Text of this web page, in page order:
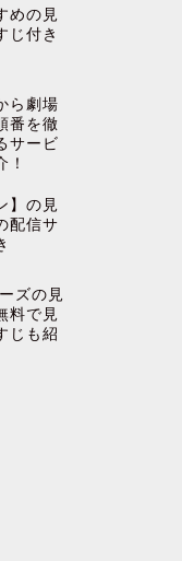
めの見
じ付き
ら劇場
番を徹
サービ
！
】の見
配信サ
ズの見
料で見
じも紹